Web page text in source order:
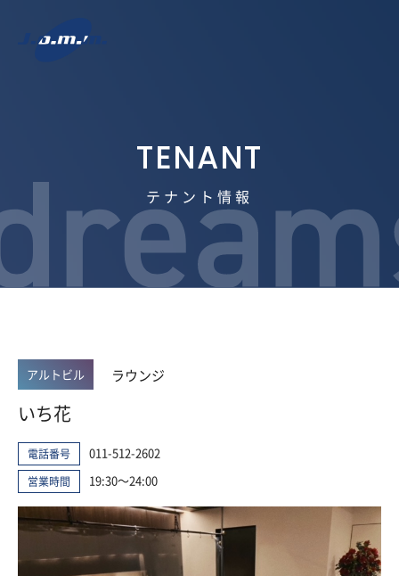
テナント情報
アルトビル ラウンジ
いち花
電話番号 011-512-2602
営業時間 19:30～24:00